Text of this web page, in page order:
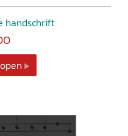
handschrift